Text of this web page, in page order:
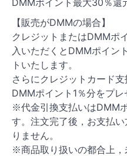
【販売がDMMの場合】
クレジットまたはDMMポ
入いただくとDMMポイン
トいたします。
さらにクレジットカード
DMMポイント1％分をプレ
※代金引換支払いはDMM
す。注文完了後，お支払
りません。
※商品取り扱いの都合上，